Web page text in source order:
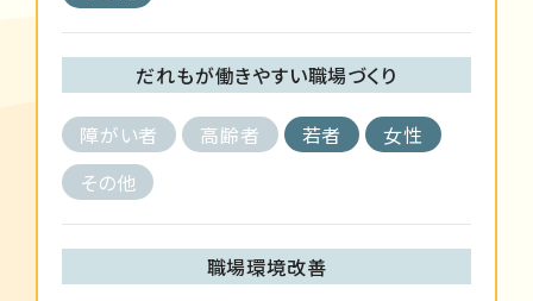
だれもが働きやすい職場づくり
障がい者 高齢者 若者
女性
その他
職場環境改善